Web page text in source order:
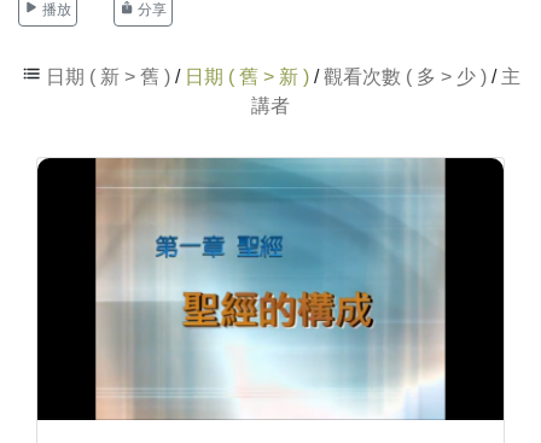
播放 分享
日期 ( 新 > 舊 )/ 日期 ( 舊 > 新 )/觀看次數 ( 多 > 少 )/ 主
講者